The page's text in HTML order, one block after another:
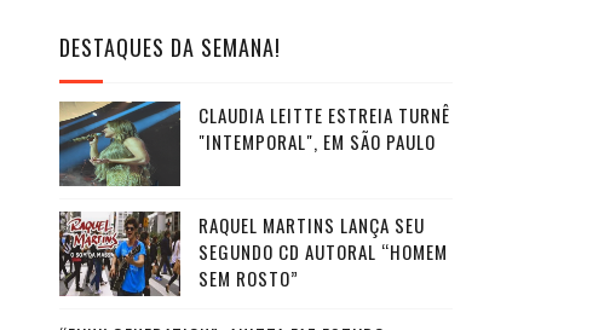
DESTAQUES DA SEMANA!
CLAUDIA LEITTE ESTREIA TURNÊ
"INTEMPORAL", EM SÃO PAULO
RAQUEL MARTINS LANÇA SEU
SEGUNDO CD AUTORAL “HOMEM
SEM ROSTO”